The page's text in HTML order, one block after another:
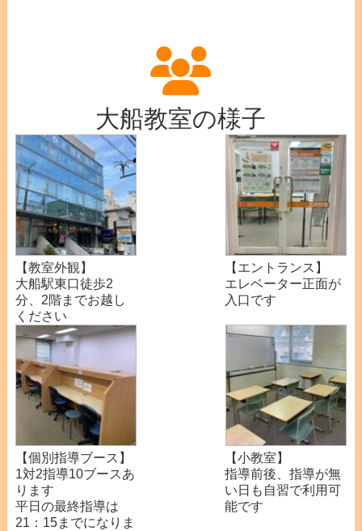
大船教室の様子
【教室外観】
大船駅東口徒歩2
分、2階までお越し
ください
【エントランス】
エレベーター正面が
入口です
【個別指導ブース】
1対2指導10ブースあ
ります
平日の最終指導は
21：15までになりま
【小教室】
指導前後、指導が無
い日も自習で利用可
能です